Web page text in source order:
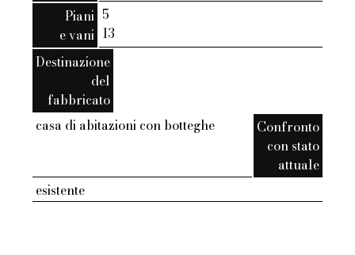
Piani
e vani
5
13
Destinazione
del
fabbricato
casa di abitazioni con botteghe
Confronto
con stato
attuale
esistente